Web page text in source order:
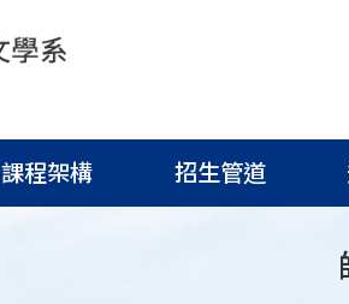
課程架構 招生管道